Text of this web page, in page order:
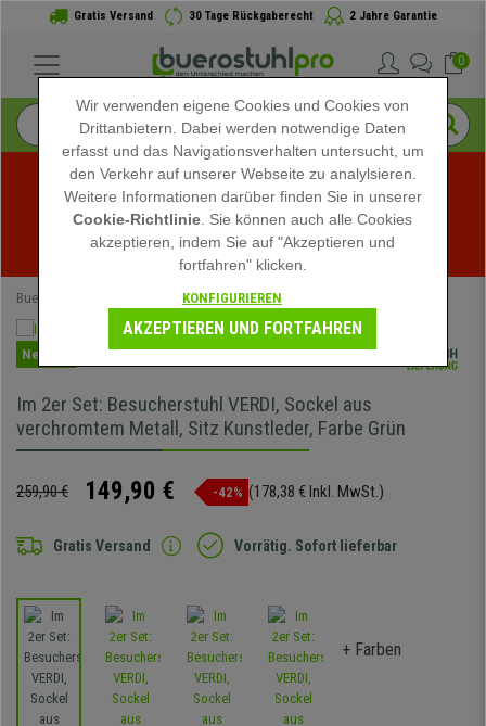
Gratis Versand 30 Tage Rückgaberecht 2 Jahre Garantie
0
Sommerschlussverkauf bei buerostuhlpro! Exklusive
Rabatte für kurze Zeit - Aktion ansehen -
Buerostuhlpro
Neuheit
Im 2er Set: Besucherstuhl VERDI, Sockel aus
verchromtem Metall, Sitz Kunstleder, Farbe Grün
259,90 € 149,90 € -42% (178,38 € Inkl. MwSt.)
Gratis Versand Vorrätig. Sofort lieferbar
+ Farben
Wir verwenden eigene Cookies und Cookies von
Drittanbietern. Dabei werden notwendige Daten
erfasst und das Navigationsverhalten untersucht, um
den Verkehr auf unserer Webseite zu analylsieren.
Weitere Informationen darüber finden Sie in unserer
Cookie-Richtlinie . Sie können auch alle Cookies
akzeptieren, indem Sie auf "Akzeptieren und
fortfahren" klicken.
KONFIGURIEREN
AKZEPTIEREN UND FORTFAHREN